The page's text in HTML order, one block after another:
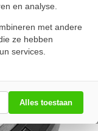
en analyse.
met andere
ze hebben
services.
Alles toestaan